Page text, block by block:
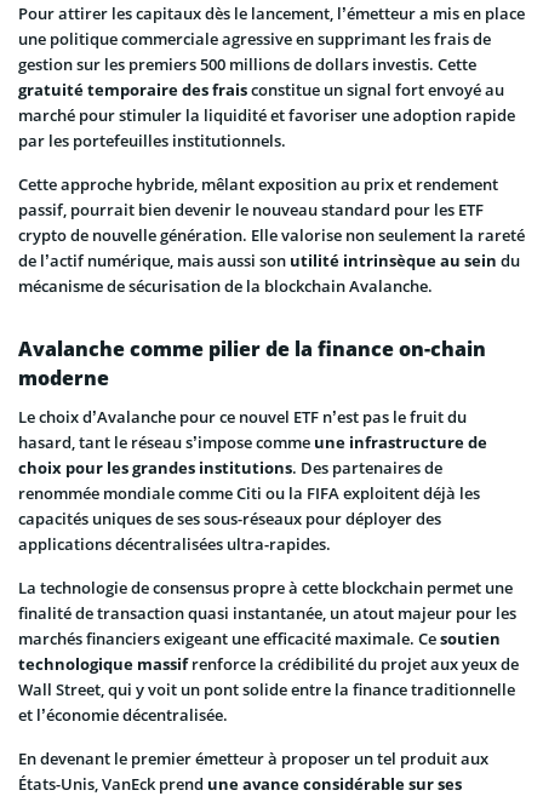
Pour attirer les capitaux dès le lancement, l’émetteur a mis en place
une politique commerciale agressive en supprimant les frais de
gestion sur les premiers 500 millions de dollars investis. Cette
gratuité temporaire des fraisconstitue un signal fort envoyé au
marché pour stimuler la liquidité et favoriser une adoption rapide
par les portefeuilles institutionnels.
Cette approche hybride, mêlant exposition au prix et rendement
passif, pourrait bien devenir le nouveau standard pour les ETF
crypto de nouvelle génération. Elle valorise non seulement la rareté
de l’actif numérique, mais aussi son utilité intrinsèque au sein du
mécanisme de sécurisation de la blockchain Avalanche.
Avalanche comme pilier de la finance on-chain
moderne
Le choix d’Avalanche pour ce nouvel ETF n’est pas le fruit du
hasard, tant le réseau s’impose comme une infrastructure de
choix pour les grandes institutions. Des partenaires de
renommée mondiale comme Citi ou la FIFA exploitent déjà les
capacités uniques de ses sous-réseaux pour déployer des
applications décentralisées ultra-rapides.
La technologie de consensus propre à cette blockchain permet une
finalité de transaction quasi instantanée, un atout majeur pour les
marchés financiers exigeant une efficacité maximale. Cesoutien
technologique massifrenforce la crédibilité du projet aux yeux de
Wall Street, qui y voit un pont solide entre la finance traditionnelle
et l’économie décentralisée.
En devenant le premier émetteur à proposer un tel produit aux
États-Unis, VanEck prend une avance considérable sur ses